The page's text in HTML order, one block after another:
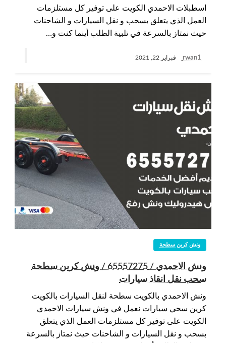
اسطبلات الاحمدي الكويت على توفير كل مستلزمات
العمل الذي يتعلق بسحب و نقل السيارات و الشاحنات
حيث نمتاز بالسرعة في تلبية الطلب أينما كنت و…
rwan1 فبراير 22, 2021
ونش كرين سطحة
ونش الاحمدي / 65557275 / ونش كرين سطحة
سحب نقل انقاذ سيارات
ونش الاحمدي بالكويت سطحة لنقل السيارات بالكويت
كرين سحي سيارات نعمل في ونش سيارات الاحمدي
الكويت على توفير كل مستلزمات العمل الذي يتعلق
بسحب و نقل السيارات و الشاحنات حيث نمتاز بالسرعة